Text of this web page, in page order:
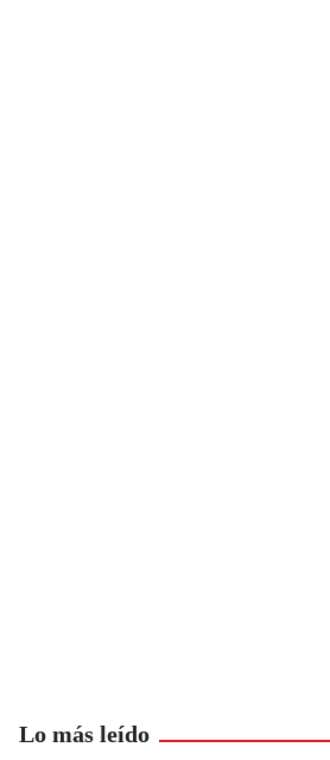
Lo más leído